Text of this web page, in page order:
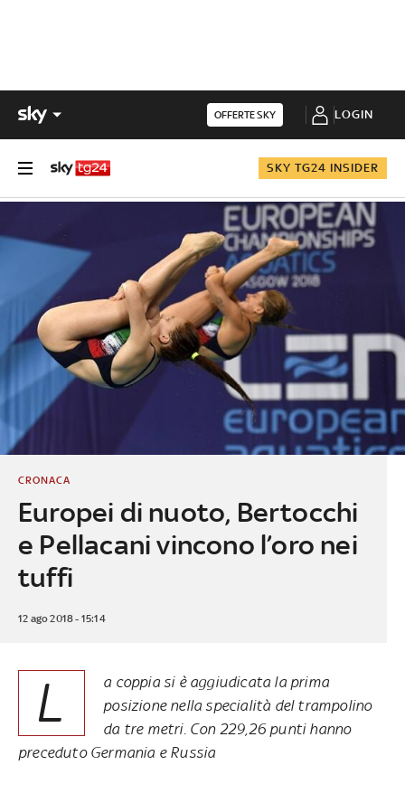
OFFERTE SKY LOGIN
SKY TG24 INSIDER
Europei di nuoto, Bertocchi
e Pellacani vincono l’oro nei
tuffi
CRONACA
12 ago 2018 - 15:14
L
a coppia si è aggiudicata la prima
posizione nella specialità del trampolino
da tre metri. Con 229,26 punti hanno
preceduto Germania e Russia